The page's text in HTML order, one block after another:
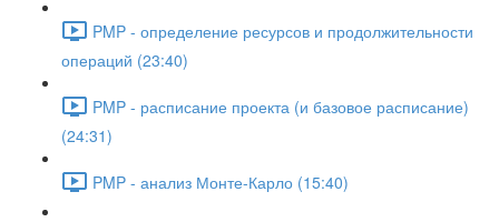
PMP - определение ресурсов и продолжительности
операций (23:40)
PMP - расписание проекта (и базовое расписание)
(24:31)
PMP - анализ Монте-Карло (15:40)